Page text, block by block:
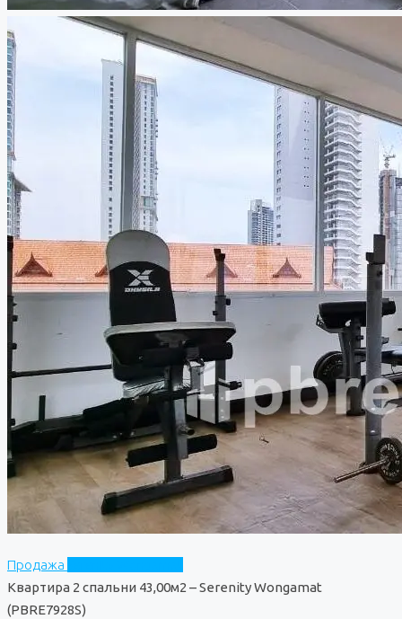
Продажа
Квартира 2 спальни 43,00м2 – Serenity Wongamat
(PBRE7928S)